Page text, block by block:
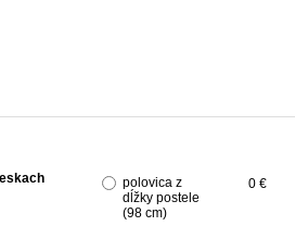
polovica z
dĺžky postele
(98 cm)
0 €